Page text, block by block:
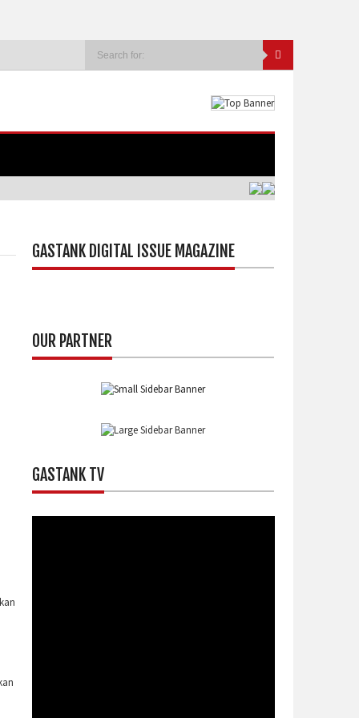
GASTANK DIGITAL ISSUE MAGAZINE
OUR PARTNER
GASTANK TV